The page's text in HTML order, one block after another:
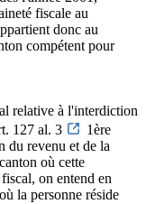
fiscale au
donc au
compétent pour
relative à l'interdiction
127 al. 3
1ère
du revenu et de la
où cette
on entend en
la personne réside